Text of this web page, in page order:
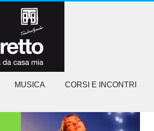
MUSICA CORSI E INCONTRI